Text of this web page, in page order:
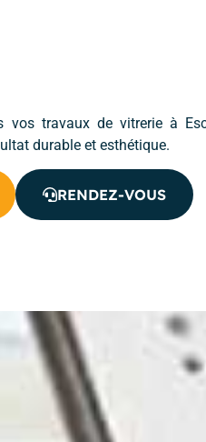
travaux de vitrerie à
durable et esthétique.
RENDEZ-VOUS